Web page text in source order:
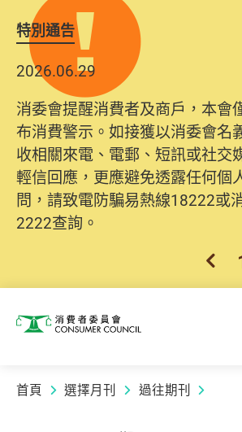
特別通告
2026.06.29
消委會提醒消費者及商戶，本會
布消費警示。如接獲以消委會名
收相關來電、電郵、短訊或社交
輕信回應，更應避免透露任何個
問，請致電防騙易熱線18222或
2222查詢。
上
消費者委員會
首頁 選擇月刊 過往期刊